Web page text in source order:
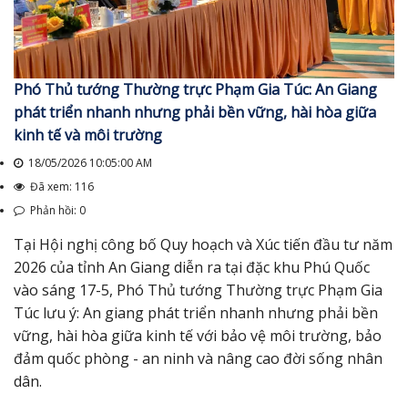
Phó Thủ tướng Thường trực Phạm Gia Túc: An Giang
phát triển nhanh nhưng phải bền vững, hài hòa giữa
kinh tế và môi trường
18/05/2026 10:05:00 AM
Đã xem: 116
Phản hồi: 0
Tại Hội nghị công bố Quy hoạch và Xúc tiến đầu tư năm
2026 của tỉnh An Giang diễn ra tại đặc khu Phú Quốc
vào sáng 17-5, Phó Thủ tướng Thường trực Phạm Gia
Túc lưu ý: An giang phát triển nhanh nhưng phải bền
vững, hài hòa giữa kinh tế với bảo vệ môi trường, bảo
đảm quốc phòng - an ninh và nâng cao đời sống nhân
dân.